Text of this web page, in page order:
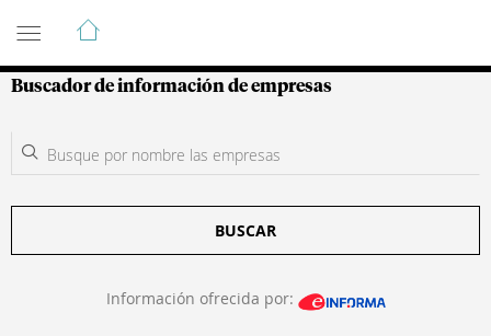
Guía de Empresas Colombianas
Buscador de información de empresas
BUSCAR
Información ofrecida por: